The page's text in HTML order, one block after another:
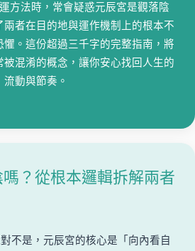
方法時，常會疑惑元辰宮是觀落陰
者在目的地與運作機制上的根本不
懼。這份超過三千字的完整指南，將
混淆的概念，讓你安心找回人生的
流動與節奏。
？從根本邏輯拆解兩者
不是，元辰宮的核心是「向內看自